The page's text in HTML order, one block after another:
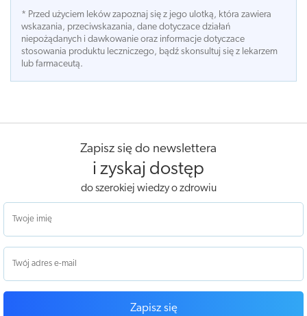
* Przed użyciem leków zapoznaj się z jego ulotką, która zawiera
wskazania, przeciwskazania, dane dotyczace działań
niepożądanych i dawkowanie oraz informacje dotyczace
stosowania produktu leczniczego, bądź skonsultuj się z lekarzem
lub farmaceutą.
Zapisz się do newslettera
i zyskaj dostęp
do szerokiej wiedzy o zdrowiu
Zapisz się